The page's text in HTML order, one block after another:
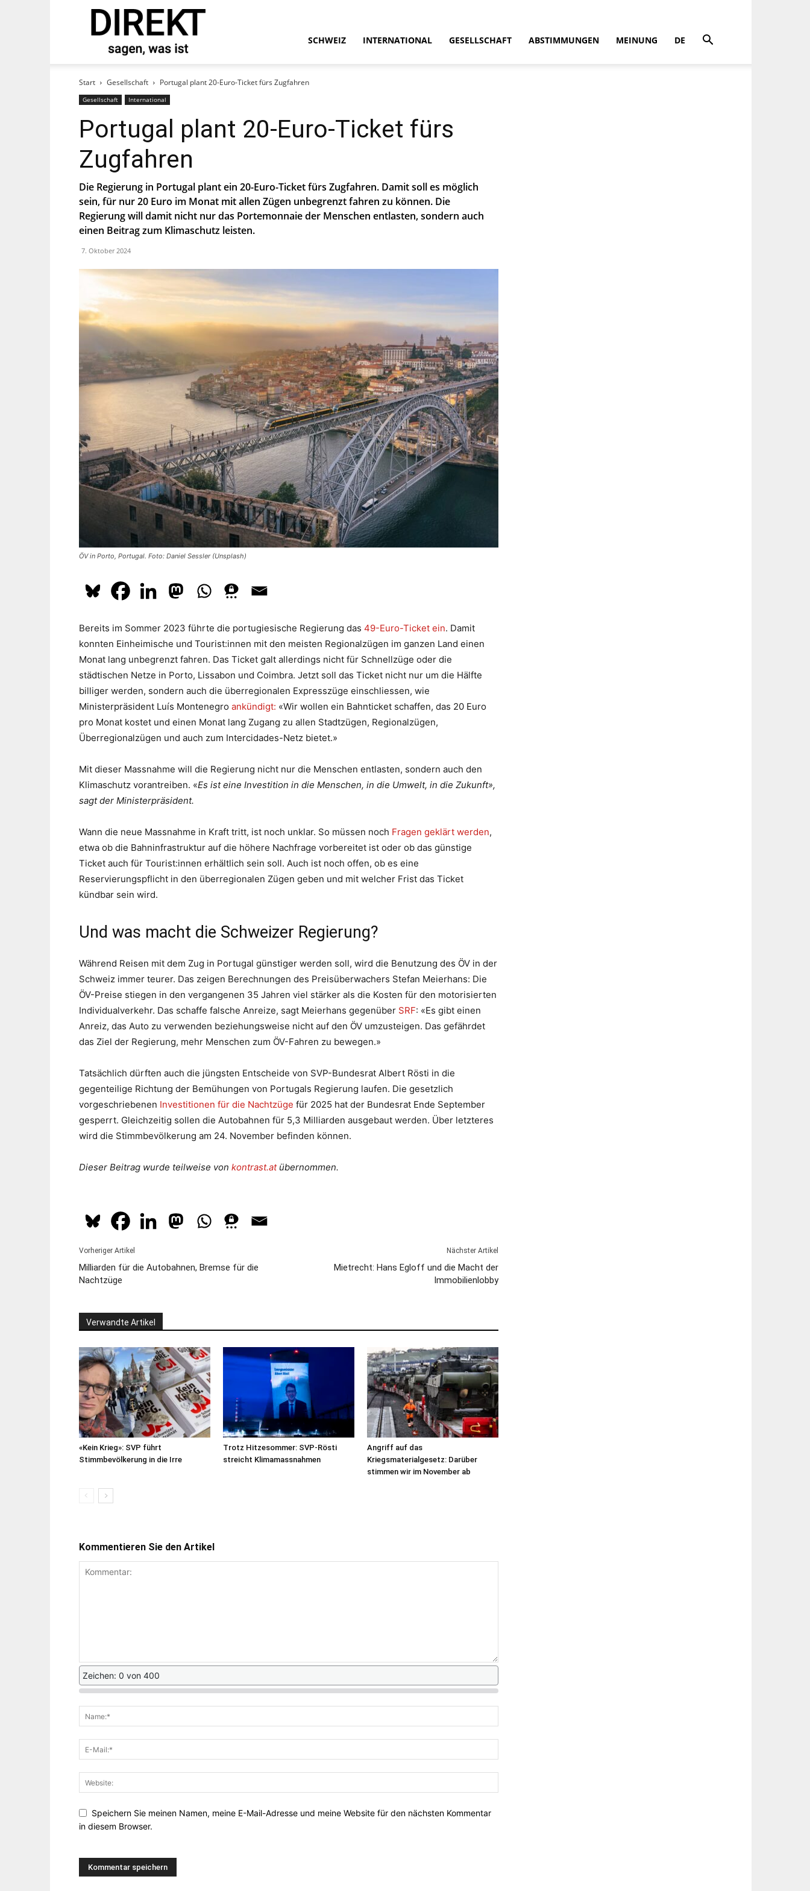
SCHWEIZ INTERNATIONAL GESELLSCHAFT ABSTIMMUNGEN MEINUNG DE
Start Gesellschaft Portugal plant 20-Euro-Ticket fürs Zugfahren
Gesellschaft International
Portugal plant 20-Euro-Ticket fürs
Zugfahren
Die Regierung in Portugal plant ein 20-Euro-Ticket fürs Zugfahren. Damit soll es möglich
sein, für nur 20 Euro im Monat mit allen Zügen unbegrenzt fahren zu können. Die
Regierung will damit nicht nur das Portemonnaie der Menschen entlasten, sondern auch
einen Beitrag zum Klimaschutz leisten.
7. Oktober 2024
ÖV in Porto, Portugal. Foto: Daniel Sessler (Unsplash)
Bereits im Sommer 2023 führte die portugiesische Regierung das 49-Euro-Ticket ein. Damit
konnten Einheimische und Tourist:innen mit den meisten Regionalzügen im ganzen Land einen
Monat lang unbegrenzt fahren. Das Ticket galt allerdings nicht für Schnellzüge oder die
städtischen Netze in Porto, Lissabon und Coimbra. Jetzt soll das Ticket nicht nur um die Hälfte
billiger werden, sondern auch die überregionalen Expresszüge einschliessen, wie
Ministerpräsident Luís Montenegro ankündigt: «Wir wollen ein Bahnticket schaffen, das 20 Euro
pro Monat kostet und einen Monat lang Zugang zu allen Stadtzügen, Regionalzügen,
Überregionalzügen und auch zum Intercidades-Netz bietet.»
Mit dieser Massnahme will die Regierung nicht nur die Menschen entlasten, sondern auch den
Klimaschutz vorantreiben. «Es ist eine Investition in die Menschen, in die Umwelt, in die Zukunft»,
sagt der Ministerpräsident.
Wann die neue Massnahme in Kraft tritt, ist noch unklar. So müssen noch Fragen geklärt werden,
etwa ob die Bahninfrastruktur auf die höhere Nachfrage vorbereitet ist oder ob das günstige
Ticket auch für Tourist:innen erhältlich sein soll. Auch ist noch offen, ob es eine
Reservierungspflicht in den überregionalen Zügen geben und mit welcher Frist das Ticket
kündbar sein wird.
Und was macht die Schweizer Regierung?
Während Reisen mit dem Zug in Portugal günstiger werden soll, wird die Benutzung des ÖV in der
Schweiz immer teurer. Das zeigen Berechnungen des Preisüberwachers Stefan Meierhans: Die
ÖV-Preise stiegen in den vergangenen 35 Jahren viel stärker als die Kosten für den motorisierten
Individualverkehr. Das schaffe falsche Anreize, sagt Meierhans gegenüber SRF: «Es gibt einen
Anreiz, das Auto zu verwenden beziehungsweise nicht auf den ÖV umzusteigen. Das gefährdet
das Ziel der Regierung, mehr Menschen zum ÖV-Fahren zu bewegen.»
Tatsächlich dürften auch die jüngsten Entscheide von SVP-Bundesrat Albert Rösti in die
gegenteilige Richtung der Bemühungen von Portugals Regierung laufen. Die gesetzlich
vorgeschriebenen Investitionen für die Nachtzüge für 2025 hat der Bundesrat Ende September
gesperrt. Gleichzeitig sollen die Autobahnen für 5,3 Milliarden ausgebaut werden. Über letzteres
wird die Stimmbevölkerung am 24. November befinden können.
Dieser Beitrag wurde teilweise von kontrast.atübernommen.
Vorheriger Artikel
Milliarden für die Autobahnen, Bremse für die
Nachtzüge
Nächster Artikel
Mietrecht: Hans Egloff und die Macht der
Immobilienlobby
Verwandte Artikel
«Kein Krieg»: SVP führt
Stimmbevölkerung in die Irre
Trotz Hitzesommer: SVP-Rösti
streicht Klimamassnahmen
Angriff auf das
Kriegsmaterialgesetz: Darüber
stimmen wir im November ab
Kommentieren Sie den Artikel
Zeichen: 0 von 400
Speichern Sie meinen Namen, meine E-Mail-Adresse und meine Website für den nächsten Kommentar
in diesem Browser.
und abonnieren Sie
stimmst Du zu, dass die SP Dich auf